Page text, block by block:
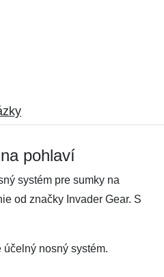
pohlaví
systém pre sumky na
od značky Invader Gear. S
účelný nosný systém.